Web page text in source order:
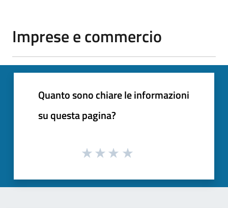
Imprese e commercio
Quanto sono chiare le informazioni
su questa pagina?